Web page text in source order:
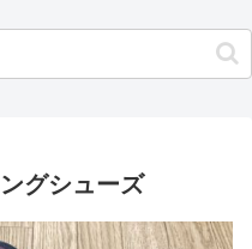
グシューズ